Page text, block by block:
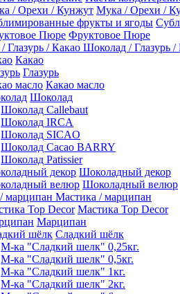
Мука / Орехи /
Фруктовое Пюре
Шоколад / Глазурь /
Какао
Глазурь
Какао масло
Шоколад
Шоколад Callebaut
Шоколад IRCA
Шоколад SICAO
Шоколад Cacao BARRY
Шоколад Patissier
Шоколадный декор
Шоколадный велюр
Мастика / марципан
Мастика Top Decor
Марципан
Сладкий шёлк
М-ка "Сладкий шелк" 0,25кг.
М-ка "Сладкий шелк" 0,5кг.
М-ка "Сладкий шелк" 1кг.
М-ка "Сладкий шелк" 2кг.